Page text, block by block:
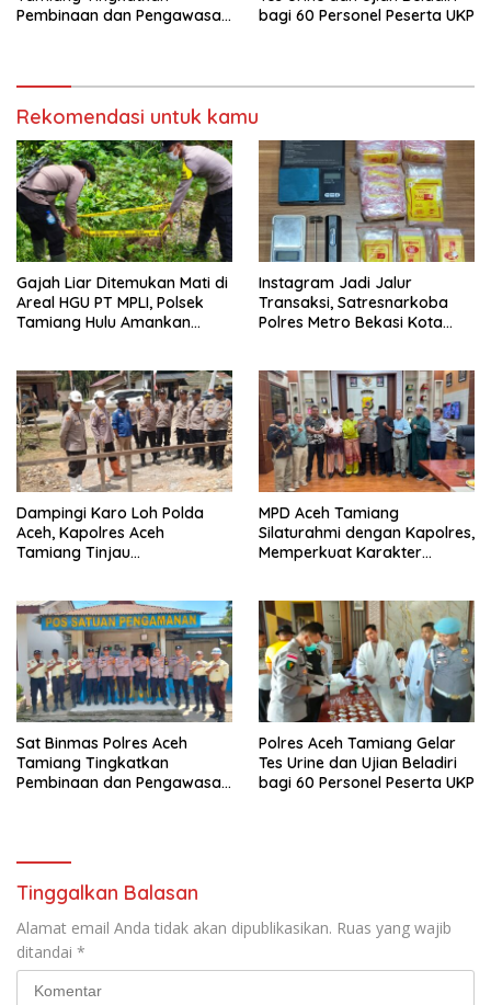
Pembinaan dan Pengawasan
bagi 60 Personel Peserta UKP
Rekomendasi untuk kamu
Gajah Liar Ditemukan Mati di
Areal HGU PT MPLI, Polsek
Tamiang Hulu Amankan
Instagram Jadi Jalur
Transaksi, Satresnarkoba
Polres Metro Bekasi Kota
Dampingi Karo Loh Polda
Aceh, Kapolres Aceh
Tamiang Tinjau
Bhayangkari Peduli
MPD Aceh Tamiang
Silaturahmi dengan Kapolres,
Memperkuat Karakter
Sat Binmas Polres Aceh
Tamiang Tingkatkan
Pembinaan dan Pengawasan
Polres Aceh Tamiang Gelar
Tes Urine dan Ujian Beladiri
bagi 60 Personel Peserta UKP
Tinggalkan Balasan
Alamat email Anda tidak akan dipublikasikan. Ruas yang wajib
ditandai *